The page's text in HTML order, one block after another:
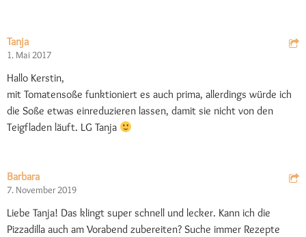
Tanja
1. Mai 2017
Hallo Kerstin,
mit Tomatensoße funktioniert es auch prima, allerdings würde ich
die Soße etwas einreduzieren lassen, damit sie nicht von den
Teigfladen läuft. LG Tanja
Barbara
7. November 2019
Liebe Tanja! Das klingt super schnell und lecker. Kann ich die
Pizzadilla auch am Vorabend zubereiten? Suche immer Rezepte